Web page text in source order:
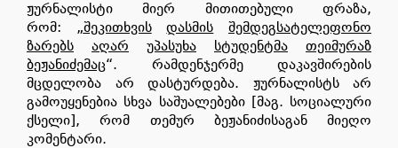
ჟურნალისტი მიერ მითითებული ფრაზა,
რომ:
„შეკითხვის დასმის შემდეგსატელეფონო
ზარებს
აღარ უპასუხა სტუდენტმა
თეიმურაზ
ბეჟანიძემაც“. რამდენჯერმე დაკავშირების
მცდელობა არ დასტურდება. ჟურნალისტს არ
გამოუყენებია სხვა საშუალებები [მაგ. სოციალური
ქსელი], რომ თემურ ბეჟანიძისაგან მიეღო
კომენტარი.